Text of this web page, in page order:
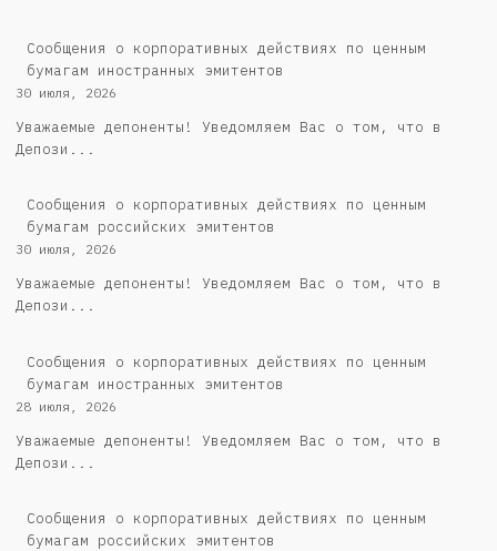
Сообщения о корпоративных действиях по ценным
бумагам иностранных эмитентов
30 июля, 2026
Уважаемые депоненты! Уведомляем Вас о том, что в
Депози...
Cообщения о корпоративных действиях по ценным
бумагам российских эмитентов
30 июля, 2026
Уважаемые депоненты! Уведомляем Вас о том, что в
Депози...
Сообщения о корпоративных действиях по ценным
бумагам иностранных эмитентов
28 июля, 2026
Уважаемые депоненты! Уведомляем Вас о том, что в
Депози...
Cообщения о корпоративных действиях по ценным
бумагам российских эмитентов